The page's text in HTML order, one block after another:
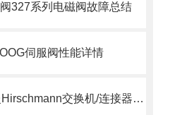
327系列电磁阀故障总结
伺服阀性能详情
德国赫斯曼Hirschmann交换机/连接器介绍